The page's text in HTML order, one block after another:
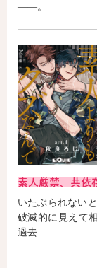
――。
素人厳禁、共依
いたぶられない
破滅的に見えて
過去